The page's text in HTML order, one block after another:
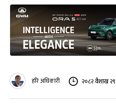
हरि अधिकारी २०८२ वैशाख